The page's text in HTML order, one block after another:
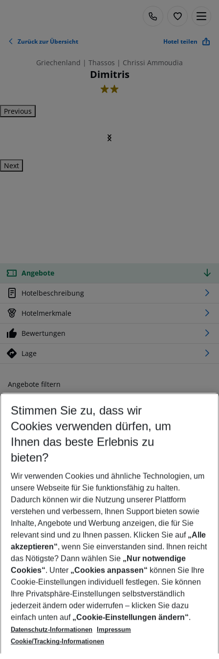
Zurück zur Übersicht Hotel teilen
Griechenland | Thassos | Chrissi Ammoudia
Dimitris
2
Previous
Next
Angebote
Hotelbeschreibung
Hotelmerkmale
Bewertungen
Lage
Angebote filtern
Ändern Sie Ihre Kriterien nach Ihren Wünschen
Abflughafen wählen
Beliebiger Abflughafen
Reisezeitraum wählen
09.08.26– 07.08.27 5-8 Nächte
2 Erwachsene Keine Kinder
Mehr Filter anzeigen
Footer
Footer navigation
Über uns
AGB
Cookie-Einstellungen ändern
Cookie-Richtlinie
Datenschutz
Service & Hilfe
Barrierefreies Reisen
Check-in
Folgen Sie uns
Stimmen Sie zu, dass wir
Cookies verwenden dürfen, um
Ihnen das beste Erlebnis zu
bieten?
Wir verwenden Cookies und ähnliche Technologien, um
unsere Webseite für Sie funktionsfähig zu halten.
Dadurch können wir die Nutzung unserer Plattform
verstehen und verbessern, Ihnen Support bieten sowie
Inhalte, Angebote und Werbung anzeigen, die für Sie
relevant sind und zu Ihnen passen. Klicken Sie auf „Alle
akzeptieren“, wenn Sie einverstanden sind. Ihnen reicht
das Nötigste? Dann wählen Sie „Nur notwendige
Cookies“. Unter „Cookies anpassen“ können Sie Ihre
Cookie-Einstellungen individuell festlegen. Sie können
Ihre Privatsphäre-Einstellungen selbstverständlich
jederzeit ändern oder widerrufen – klicken Sie dazu
einfach unten auf „Cookie-Einstellungen ändern“.
Datenschutz-Informationen
Impressum
Cookie/Tracking-Informationen